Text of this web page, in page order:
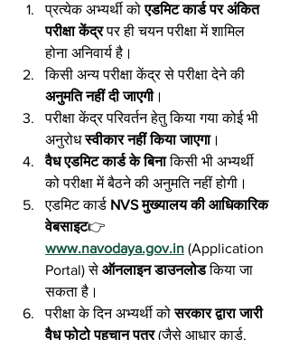
प्रत्येक अभ्यर्थी को एडमिट कार्ड पर अंकित
परीक्षा केंद्र पर ही चयन परीक्षा में शामिल
होना अनिवार्य है।
किसी अन्य परीक्षा केंद्र से परीक्षा देने की
अनुमति नहीं दी जाएगी।
परीक्षा केंद्र परिवर्तन हेतु किया गया कोई भी
अनुरोध स्वीकार नहीं किया जाएगा।
वैध एडमिट कार्ड के बिना किसी भी अभ्यर्थी
को परीक्षा में बैठने की अनुमति नहीं होगी।
एडमिट कार्ड NVS मुख्यालय की आधिकारिक
वेबसाइट👉
www.navodaya.gov.in (Application
Portal) से ऑनलाइन डाउनलोड किया जा
सकता है।
परीक्षा के दिन अभ्यर्थी को सरकार द्वारा जारी
वैध फोटो पहचान पत्र (जैसे आधार कार्ड,